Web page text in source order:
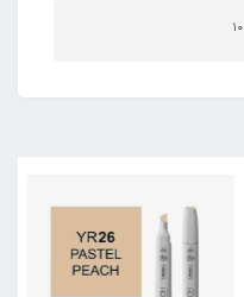
۱۰